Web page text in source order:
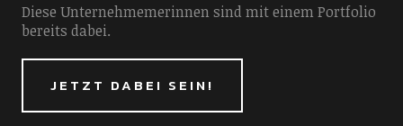
Diese Unternehmemerinnen sind mit einem Portfolio
bereits dabei.
JETZT DABEI SEIN!